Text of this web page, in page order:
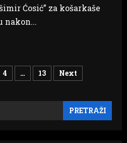
Ćosić” za košarkaše
nakon...
4 … 13 Next